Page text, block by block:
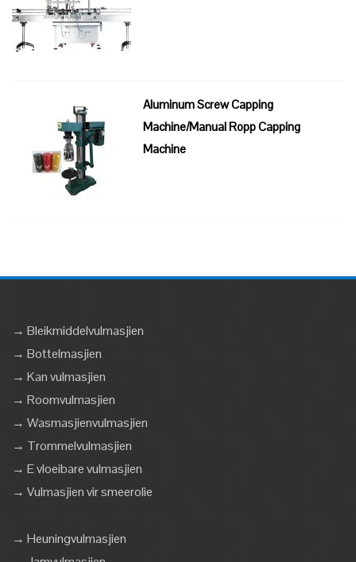
Aluminum Screw Capping
Machine/Manual Ropp Capping
Machine
→ Bleikmiddelvulmasjien
→ Bottelmasjien
→ Kan vulmasjien
→ Roomvulmasjien
→ Wasmasjienvulmasjien
→ Trommelvulmasjien
→ E vloeibare vulmasjien
→ Vulmasjien vir smeerolie
→ Heuningvulmasjien